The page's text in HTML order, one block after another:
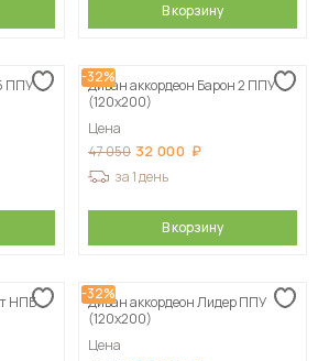
В корзину
ППУ
-32%
Диван аккордеон Барон 2 ППУ
(120х200)
Цена
47 050 32 000
за 1 день
В корзину
НПБ
-32%
Диван аккордеон Лидер ППУ
(120х200)
Цена